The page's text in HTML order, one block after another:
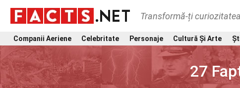
Transformă-ți
Companii Aeriene Celebritate Personaje Cultură Și Arte
27